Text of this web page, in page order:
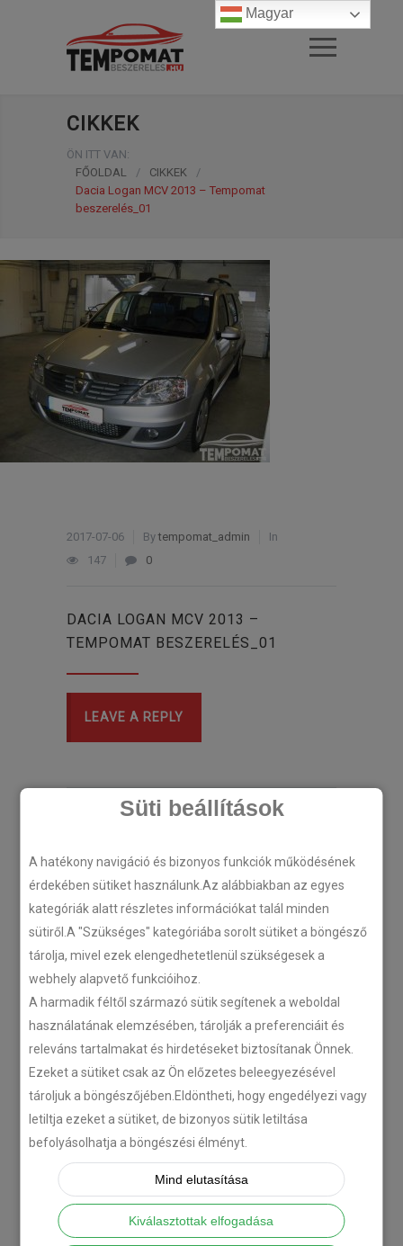
Süti beállítások
A hatékony navigáció és bizonyos funkciók működésének
érdekében sütiket használunk.Az alábbiakban az egyes
kategóriák alatt részletes információkat talál minden
sütiről.A "Szükséges" kategóriába sorolt sütiket a böngésző
tárolja, mivel ezek elengedhetetlenül szükségesek a
webhely alapvető funkcióihoz.
A harmadik féltől származó sütik segítenek a weboldal
használatának elemzésében, tárolják a preferenciáit és
releváns tartalmakat és hirdetéseket biztosítanak Önnek.
Ezeket a sütiket csak az Ön előzetes beleegyezésével
tároljuk a böngészőjében.Eldöntheti, hogy engedélyezi vagy
letiltja ezeket a sütiket, de bizonyos sütik letiltása
befolyásolhatja a böngészési élményt.
Mind elutasítása
Kiválasztottak elfogadása
CIKKEK
ÖN ITT VAN:
FŐOLDAL
/ CIKKEK
/
Dacia Logan MCV 2013 – Tempomat
beszerelés_01
2017-07-06 Bytempomat_admin
In
147
0
DACIA LOGAN MCV 2013 –
TEMPOMAT BESZERELÉS_01
LEAVE A REPLY
LEGÚJABB CIKKEK
Plug’n’Play tempomat ISUZU
N-szériás teherautókhoz
2018-07-26
2018-06-12
Citroën C-Zero tempomat
beszerelés
2018-02-14
Magyar